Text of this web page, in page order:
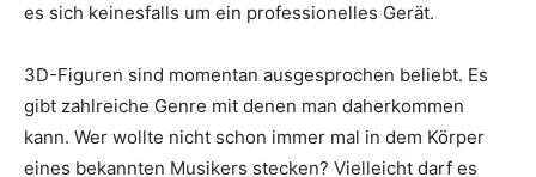
es sich keinesfalls um ein professionelles Gerät.
3D-Figuren sind momentan ausgesprochen beliebt. Es
gibt zahlreiche Genre mit denen man daherkommen
kann. Wer wollte nicht schon immer mal in dem Körper
eines bekannten Musikers stecken? Vielleicht darf es